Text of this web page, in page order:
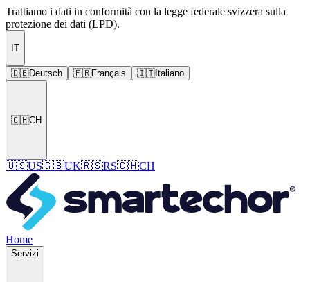
Trattiamo i dati in conformità con la legge federale svizzera sulla
protezione dei dati (LPD).
IT
🇩🇪Deutsch 🇫🇷Français 🇮🇹Italiano
🇨🇭CH
🇺🇸US🇬🇧UK🇷🇸RS🇨🇭CH
Home
Servizi